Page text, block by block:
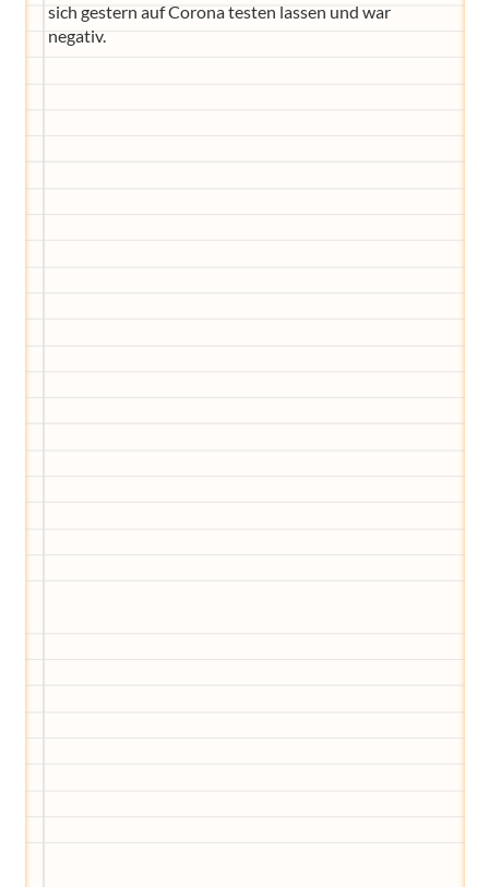
sich gestern auf Corona testen lassen und war
negativ.